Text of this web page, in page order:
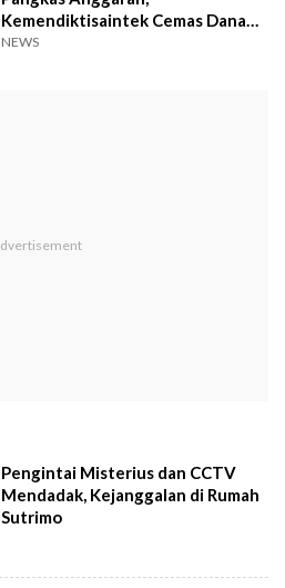
Kemendiktisaintek Cemas Dana
Riset Ikut Dipotong
NEWS
Pengintai Misterius dan CCTV
Mendadak, Kejanggalan di Rumah
Sutrimo